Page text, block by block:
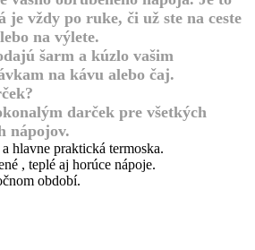
je vždy po ruke, či už ste na ceste
na výlete.
šarm a kúzlo vašim
na kávu alebo čaj.
darček pre všetkých
nápojov.
hlavne praktická termoska.
, teplé aj horúce nápoje.
období.